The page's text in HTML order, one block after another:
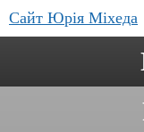
Сайт Юрія Міхеда